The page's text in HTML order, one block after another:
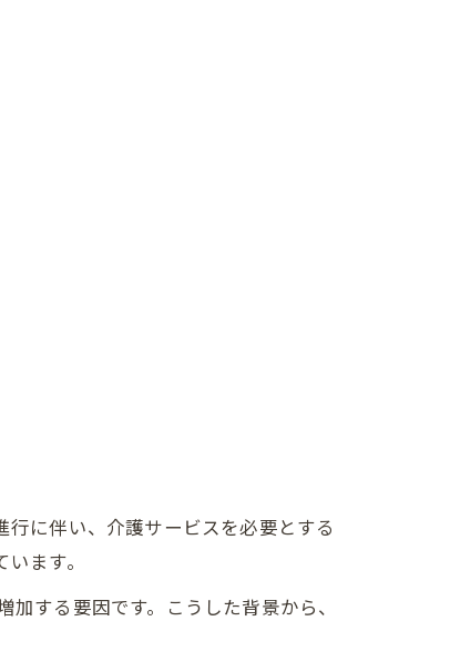
に伴い、介護サービスを必要とする
ます。
する要因です。こうした背景から、